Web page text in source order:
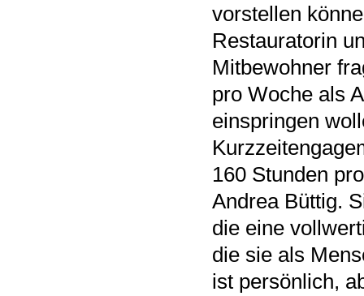
vorstellen
Restauratorin
Mitbewohner
pro Woche als
einspringen
160 Stunden
Andrea Büttig.
die eine
die sie als
ist persönlich,